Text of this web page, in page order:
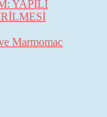
YAPILI
Marmomac